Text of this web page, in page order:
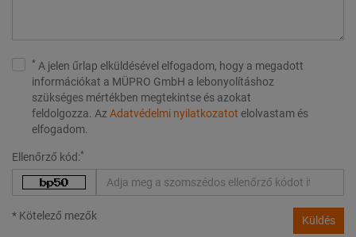
* A jelen űrlap elküldésével elfogadom, hogy a megadott
információkat a MÜPRO GmbH a lebonyolításhoz
szükséges mértékben megtekintse és azokat
feldolgozza. AzAdatvédelmi nyilatkozatot elolvastam és
elfogadom.
Ellenőrző kód:*
* Kötelező mezők Küldés